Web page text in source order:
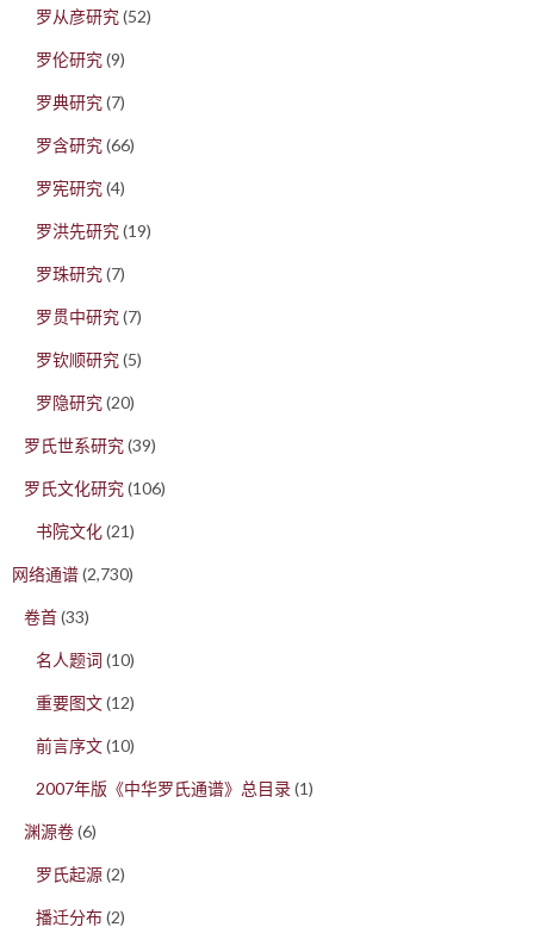
罗从彦研究(52)
罗伦研究(9)
罗典研究(7)
罗含研究(66)
罗宪研究(4)
罗洪先研究(19)
罗珠研究(7)
罗贯中研究(7)
罗钦顺研究(5)
罗隐研究(20)
罗氏世系研究(39)
罗氏文化研究(106)
书院文化(21)
网络通谱(2,730)
卷首(33)
名人题词 (10)
重要图文(12)
前言序文(10)
2007年版《中华罗氏通谱》总目录(1)
渊源卷(6)
罗氏起源(2)
播迁分布(2)